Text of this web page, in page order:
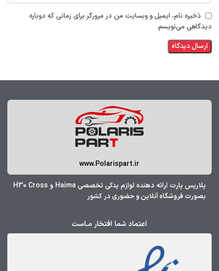
ذخیره نام، ایمیل و وبسایت من در مرورگر برای زمانی که دوباره
دیدگاهی می‌نویسم.
www.Polarispart.ir
پلاریس پارت ارائه دهنده لوازم یدکی تخصصی Haima و H30 Cross
بصورت فروشگاه آنلاین و حضوری در کشور
اعتماد شما افتخار مـاست